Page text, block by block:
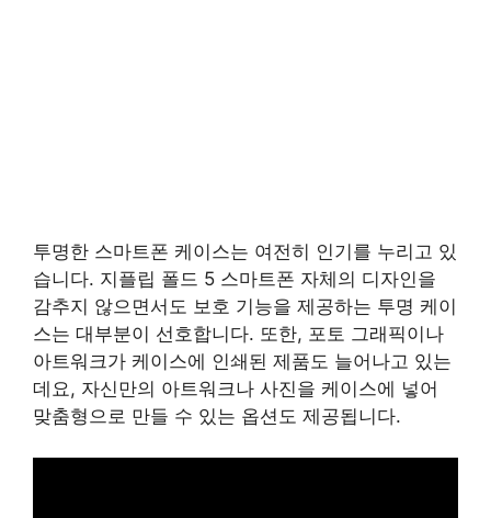
투명한 스마트폰 케이스는 여전히 인기를 누리고 있
습니다. 지플립 폴드 5 스마트폰 자체의 디자인을
감추지 않으면서도 보호 기능을 제공하는 투명 케이
스는 대부분이 선호합니다. 또한, 포토 그래픽이나
아트워크가 케이스에 인쇄된 제품도 늘어나고 있는
데요, 자신만의 아트워크나 사진을 케이스에 넣어
맞춤형으로 만들 수 있는 옵션도 제공됩니다.